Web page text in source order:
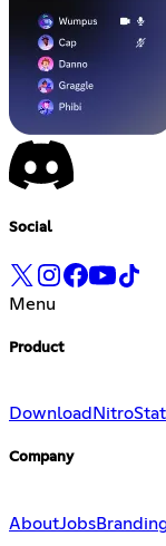
Social
Menu
Product
Download Nitro
Company
AboutJobs